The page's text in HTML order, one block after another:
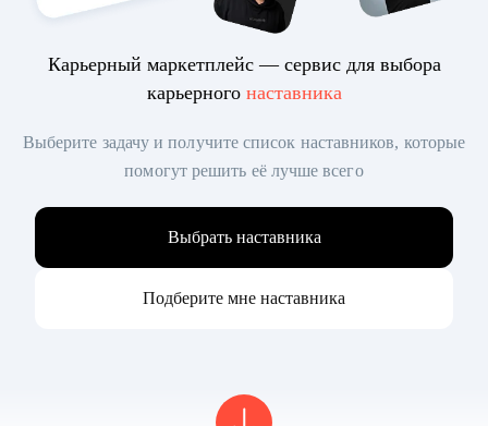
Карьерный маркетплейс — сервис для выбора
карьерного наставника
Выберите задачу и получите список наставников, которые
помогут решить её лучше всего
Выбрать наставника
Подберите мне наставника